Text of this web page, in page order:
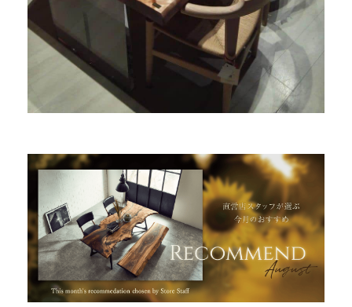
全商品一覧
新入荷情報
INFORMATION
MOKUBA CHANNEL
よくあるご質問